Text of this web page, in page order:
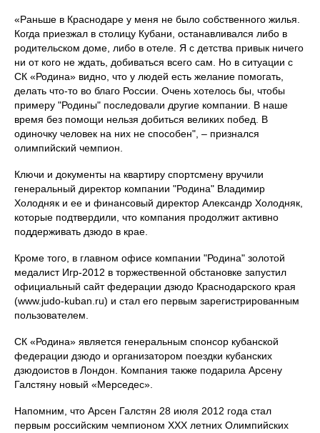
«Раньше в Краснодаре у меня не было собственного жилья.
Когда приезжал в столицу Кубани, останавливался либо в
родительском доме, либо в отеле. Я с детства привык ничего
ни от кого не ждать, добиваться всего сам. Но в ситуации с
СК «Родина» видно, что у людей есть желание помогать,
делать что-то во благо России. Очень хотелось бы, чтобы
примеру "Родины" последовали другие компании. В наше
время без помощи нельзя добиться великих побед. В
одиночку человек на них не способен", – признался
олимпийский чемпион.
Ключи и документы на квартиру спортсмену вручили
генеральный директор компании "Родина" Владимир
Холодняк и ее и финансовый директор Александр Холодняк,
которые подтвердили, что компания продолжит активно
поддерживать дзюдо в крае.
Кроме того, в главном офисе компании "Родина" золотой
медалист Игр-2012 в торжественной обстановке запустил
официальный сайт федерации дзюдо Краснодарского края
(www.judo-kuban.ru) и стал его первым зарегистрированным
пользователем.
СК «Родина» является генеральным спонсор кубанской
федерации дзюдо и организатором поездки кубанских
дзюдоистов в Лондон. Компания также подарила Арсену
Галстяну новый «Мерседес».
Напомним, что Арсен Галстян 28 июля 2012 года стал
первым российским чемпионом XXX летних Олимпийских